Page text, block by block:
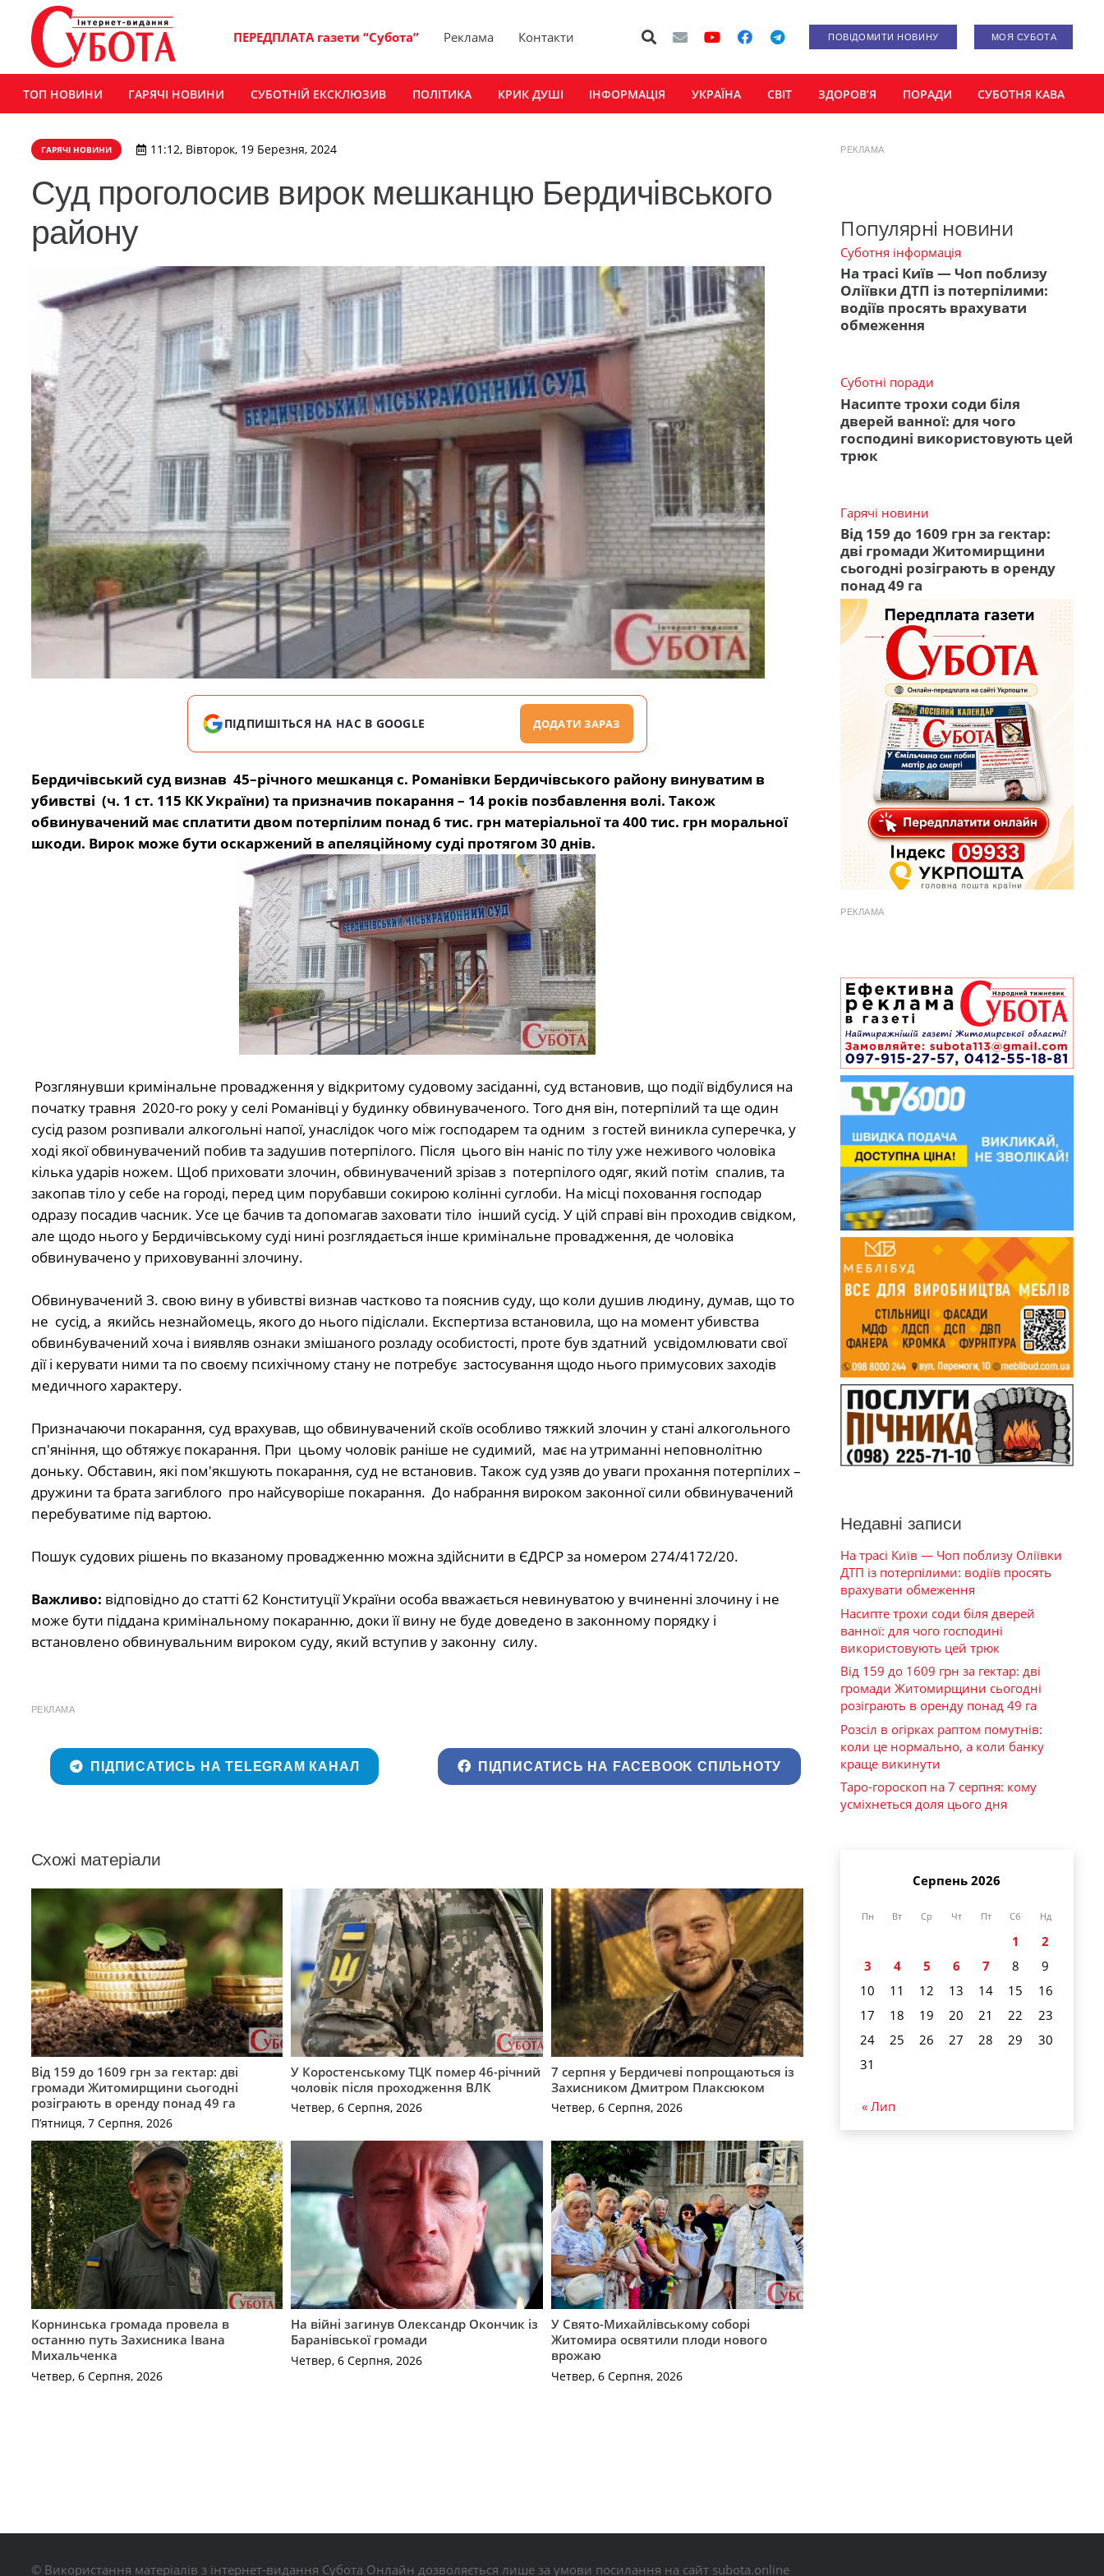
ПЕРЕДПЛАТА газети “Субота” Реклама Контакти ПОВІДОМИТИ НОВИНУ МОЯ СУБОТА
ТОП НОВИНИ ГАРЯЧІ НОВИНИ СУБОТНІЙ ЕКСКЛЮЗИВ ПОЛІТИКА КРИК ДУШІ ІНФОРМАЦІЯ УКРАЇНА СВІТ ЗДОРОВ’Я ПОРАДИ СУБОТНЯ КАВА
ГАРЯЧІ НОВИНИ 11:12, Вівторок, 19 Березня, 2024
Суд проголосив вирок мешканцю Бердичівського
району
ПІДПИШІТЬСЯ НА НАС В GOOGLE ДОДАТИ ЗАРАЗ
Бердичівський суд визнав 45–річного мешканця с. Романівки Бердичівського району винуватим в
убивстві (ч. 1 ст. 115 КК України) та призначив покарання – 14 років позбавлення волі. Також
обвинувачений має сплатити двом потерпілим понад 6 тис. грн матеріальної та 400 тис. грн моральної
шкоди. Вирок може бути оскаржений в апеляційному суді протягом 30 днів.
Розглянувши кримінальне провадження у відкритому судовому засіданні, суд встановив, що події відбулися на
початку травня 2020-го року у селі Романівці у будинку обвинуваченого. Того дня він, потерпілий та ще один
сусід разом розпивали алкогольні напої, унаслідок чого між господарем та одним з гостей виникла суперечка, у
ході якої обвинувачений побив та задушив потерпілого. Після цього він наніс по тілу уже неживого чоловіка
кілька ударів ножем. Щоб приховати злочин, обвинувачений зрізав з потерпілого одяг, який потім спалив, та
закопав тіло у себе на городі, перед цим порубавши сокирою колінні суглоби. На місці поховання господар
одразу посадив часник. Усе це бачив та допомагав заховати тіло інший сусід. У цій справі він проходив свідком,
але щодо нього у Бердичівському суді нині розглядається інше кримінальне провадження, де чоловіка
обвинувачено у приховуванні злочину.
Обвинувачений З. свою вину в убивстві визнав частково та пояснив суду, що коли душив людину, думав, що то
не сусід, а якийсь незнайомець, якого до нього підіслали. Експертиза встановила, що на момент убивства
обвин6увачений хоча і виявляв ознаки змішаного розладу особистості, проте був здатний усвідомлювати свої
дії і керувати ними та по своєму психічному стану не потребує застосування щодо нього примусових заходів
медичного характеру.
Призначаючи покарання, суд врахував, що обвинувачений скоїв особливо тяжкий злочин у стані алкогольного
сп′яніння, що обтяжує покарання. При цьому чоловік раніше не судимий, має на утриманні неповнолітню
доньку. Обставин, які пом′якшують покарання, суд не встановив. Також суд узяв до уваги прохання потерпілих –
дружини та брата загиблого про найсуворіше покарання. До набрання вироком законної сили обвинувачений
перебуватиме під вартою.
Пошук судових рішень по вказаному провадженню можна здійснити в ЄДРСР за номером 274/4172/20.
Важливо: відповідно до статті 62 Конституції України особа вважається невинуватою у вчиненні злочину і не
може бути піддана кримінальному покаранню, доки її вину не буде доведено в законному порядку і
встановлено обвинувальним вироком суду, який вступив у законну силу.
РЕКЛАМА
ПІДПИСАТИСЬ НА TELEGRAM КАНАЛ ПІДПИСАТИСЬ НА FACEBOOK СПІЛЬНОТУ
Схожі матеріали
Від 159 до 1609 грн за гектар: дві
громади Житомирщини сьогодні
розіграють в оренду понад 49 га
П’ятниця, 7 Серпня, 2026
У Коростенському ТЦК помер 46-річний
чоловік після проходження ВЛК
Четвер, 6 Серпня, 2026
7 серпня у Бердичеві попрощаються із
Захисником Дмитром Плаксюком
Четвер, 6 Серпня, 2026
Корнинська громада провела в
останню путь Захисника Івана
Михальченка
Четвер, 6 Серпня, 2026
На війні загинув Олександр Окончик із
Баранівської громади
Четвер, 6 Серпня, 2026
У Свято-Михайлівському соборі
Житомира освятили плоди нового
врожаю
Четвер, 6 Серпня, 2026
РЕКЛАМА
Популярні новини
Суботня інформація
На трасі Київ — Чоп поблизу
Оліївки ДТП із потерпілими:
водіїв просять врахувати
обмеження
Суботні поради
Насипте трохи соди біля
дверей ванної: для чого
господині використовують цей
трюк
Гарячі новини
Від 159 до 1609 грн за гектар:
дві громади Житомирщини
сьогодні розіграють в оренду
понад 49 га
РЕКЛАМА
Недавні записи
На трасі Київ — Чоп поблизу Оліївки
ДТП із потерпілими: водіїв просять
врахувати обмеження
Насипте трохи соди біля дверей
ванної: для чого господині
використовують цей трюк
Від 159 до 1609 грн за гектар: дві
громади Житомирщини сьогодні
розіграють в оренду понад 49 га
Розсіл в огірках раптом помутнів:
коли це нормально, а коли банку
краще викинути
Таро-гороскоп на 7 серпня: кому
усміхнеться доля цього дня
Серпень 2026
Пн Вт Ср Чт Пт Сб Нд
1
2
3
4 5 6 7 8
9
10
11 12 13 14 15
16
17
18 19 20 21 22
23
24
25 26 27 28 29
30
31
« Лип
© Використання матеріалів з інтернет-видання Субота Онлайн дозволяється лише за умови посилання на сайт subota.online